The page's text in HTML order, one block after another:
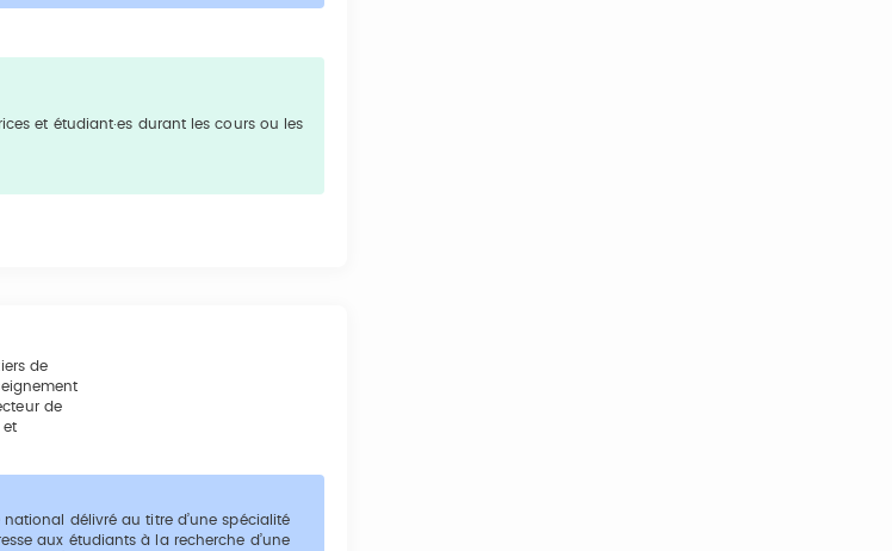
et étudiant·es durant les cours ou les
de
de
et
national délivré au titre d’une spécialité
aux étudiants à la recherche d’une